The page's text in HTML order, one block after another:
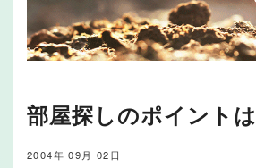
部屋探しのポイント
2004年 09月 02日